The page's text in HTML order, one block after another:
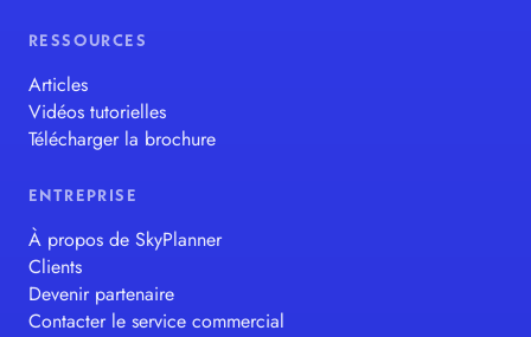
RESSOURCES
Articles
Vidéos tutorielles
Télécharger la brochure
ENTREPRISE
À propos de SkyPlanner
Clients
Devenir partenaire
Contacter le service commercial